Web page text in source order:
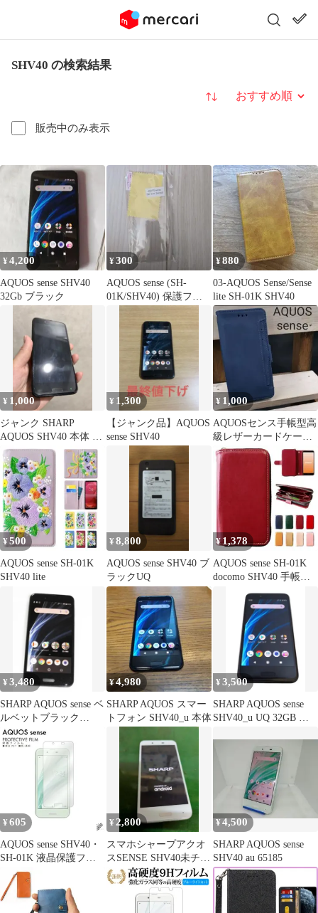
SHV40 の検索結果
販売中のみ表示
並び替え
¥4,200
AQUOS sense SHV40
32Gb ブラック
¥300
AQUOS sense (SH-
01K/SHV40) 保護フィ
¥880
03-AQUOS Sense/Sense
lite SH-01K SHV40
¥ 1,000
ジャンク SHARP
AQUOS SHV40 本体 ブ
ラック
¥ 1,300
【ジャンク品】AQUOS
sense SHV40
¥ 1,000
AQUOSセンス手帳型高
級レザーカードケース
装着青スマホケース
shv40
¥500
AQUOS sense SH-01K
SHV40 lite
¥8,800
AQUOS sense SHV40 ブ
ラックUQ
¥1,378
AQUOS sense SH-01K
docomo SHV40 手帳型
¥3,480
SHARP AQUOS sense ベ
ルベットブラック
SHV40 au
¥4,980
SHARP AQUOS スマー
トフォン SHV40_u 本体
¥3,500
SHARP AQUOS sense
SHV40_u UQ 32GB ブ
¥ 605
AQUOS sense SHV40・
SH-01K 液晶保護フィ
ルム
¥ 2,800
スマホシャープアクオ
スSENSE SHV40未チェ
ック現状ジャンク品
¥4,500
SHARP AQUOS sense
SHV40 au 65185